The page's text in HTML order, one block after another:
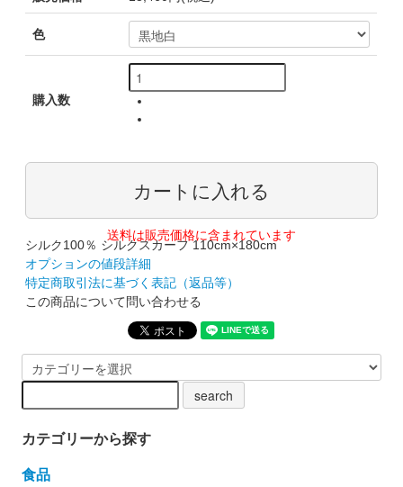
色
購入数
送料は販売価格に含まれています
シルク100％ シルクスカーフ 110cm×180cm
オプションの値段詳細
特定商取引法に基づく表記（返品等）
この商品について問い合わせる
カテゴリーから探す
食品